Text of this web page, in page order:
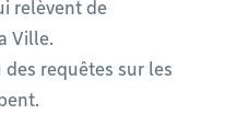
relèvent de
Ville.
requêtes sur les